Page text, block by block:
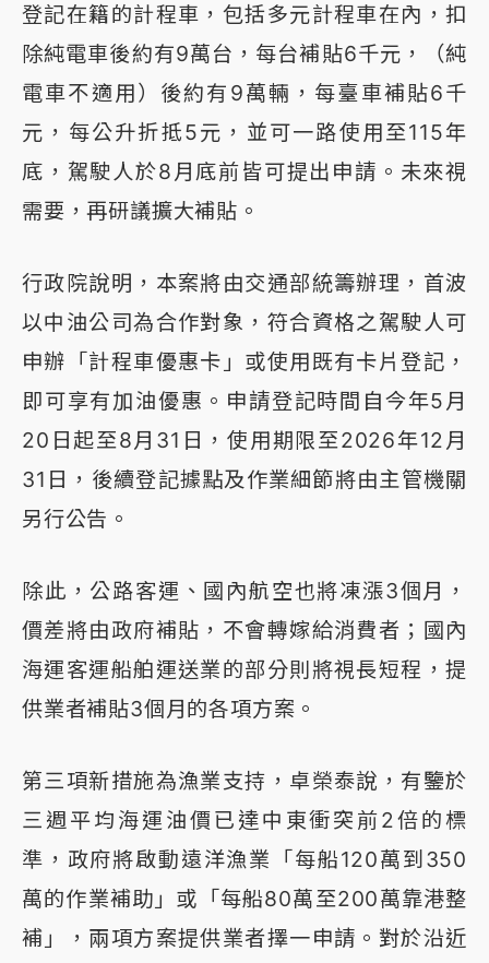
登記在籍的計程車，包括多元計程車在內，扣
除純電車後約有9萬台，每台補貼6千元，（純
電車不適用）後約有9萬輛，每臺車補貼6千
元，每公升折抵5元，並可一路使用至115年
底，駕駛人於8月底前皆可提出申請。未來視
需要，再研議擴大補貼。
行政院說明，本案將由交通部統籌辦理，首波
以中油公司為合作對象，符合資格之駕駛人可
申辦「計程車優惠卡」或使用既有卡片登記，
即可享有加油優惠。申請登記時間自今年5月
20日起至8月31日，使用期限至2026年12月
31日，後續登記據點及作業細節將由主管機關
另行公告。
除此，公路客運、國內航空也將凍漲3個月，
價差將由政府補貼，不會轉嫁給消費者；國內
海運客運船舶運送業的部分則將視長短程，提
供業者補貼3個月的各項方案。
第三項新措施為漁業支持，卓榮泰說，有鑒於
三週平均海運油價已達中東衝突前2倍的標
準，政府將啟動遠洋漁業「每船120萬到350
萬的作業補助」或「每船80萬至200萬靠港整
補」，兩項方案提供業者擇一申請。對於沿近